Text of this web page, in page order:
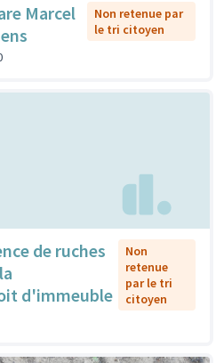
Marcel
Non retenue par
le tri citoyen
de ruches
d'immeuble
Non
retenue
par le tri
citoyen